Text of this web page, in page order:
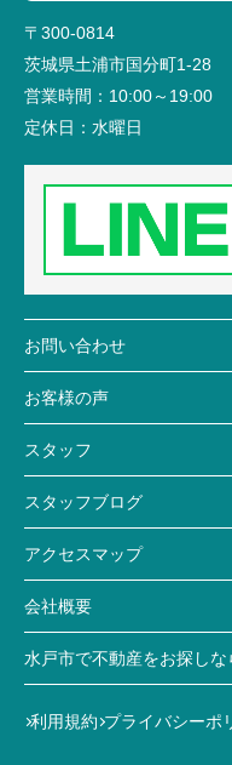
〒300-0814
茨城県土浦市国分町1-28
営業時間： 10:00～19:00
定休日： 水曜日
お問い合わせ
お客様の声
スタッフ
スタッフブログ
アクセスマップ
会社概要
水戸市で不動産をお探し
利用規約 プライバシーポ